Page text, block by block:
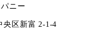
ニー
央区新富 2-1-4